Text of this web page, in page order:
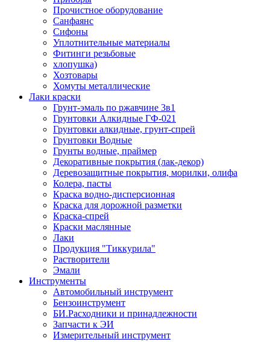
Прочистное оборудование
Санфаянс
Сифоны
Уплотнительные материалы
Фитинги резьбовые
хлопушка)
Хозтовары
Хомуты металлические
Лаки краски
Грунт-эмаль по ржавчине 3в1
Грунтовки Алкидные ГФ-021
Грунтовки алкидные, грунт-спрей
Грунтовки Водные
Грунты водные, праймер
Декоративные покрытия (лак-декор)
Деревозащитные покрытия, морилки, олифа
Колера, пасты
Краска водно-дисперсионная
Краска для дорожной разметки
Краска-спрей
Краски маслянные
Лаки
Продукция "Тиккурила"
Растворители
Эмали
Инструменты
Автомобильный инструмент
Бензоинструмент
БИ.Расходники и принадлежности
Запчасти к ЭИ
Измерительный инструмент